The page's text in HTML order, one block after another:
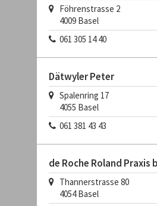
Föhrenstrasse 2
4009 Basel
061 305 14 40
Dätwyler Peter
Spalenring 17
4055 Basel
061 381 43 43
de Roche Roland Praxis
Thannerstrasse 80
4054 Basel